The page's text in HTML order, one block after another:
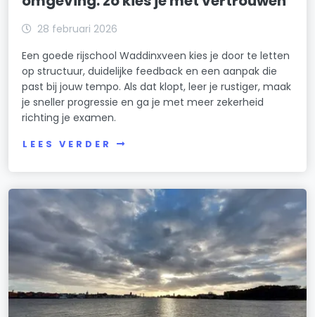
28 februari 2026
Een goede rijschool Waddinxveen kies je door te letten
op structuur, duidelijke feedback en een aanpak die
past bij jouw tempo. Als dat klopt, leer je rustiger, maak
je sneller progressie en ga je met meer zekerheid
richting je examen.
LEES VERDER